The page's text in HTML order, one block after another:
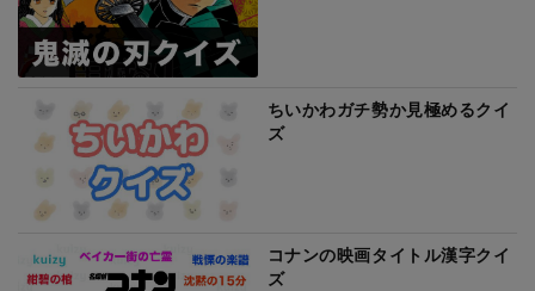
ちいかわガチ勢か見極めるクイ
ズ
コナンの映画タイトル漢字クイ
ズ